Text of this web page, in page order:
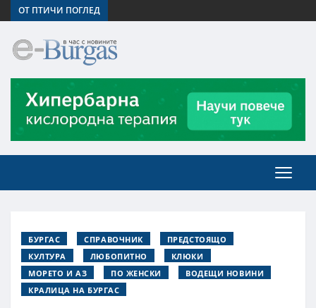
ОТ ПТИЧИ ПОГЛЕД
БУРГАС СПРАВОЧНИК
ПРЕДСТОЯЩО
КУЛТУРА
ЛЮБОПИТНО
КЛЮКИ
МОРЕТО И АЗ
ПО ЖЕНСКИ
ВОДЕЩИ НОВИНИ
КРАЛИЦА НА БУРГАС